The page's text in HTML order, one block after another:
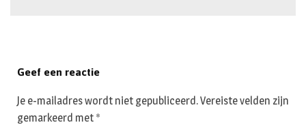
Geef een reactie
Je e-mailadres wordt niet gepubliceerd.Vereiste velden zijn
gemarkeerd met *